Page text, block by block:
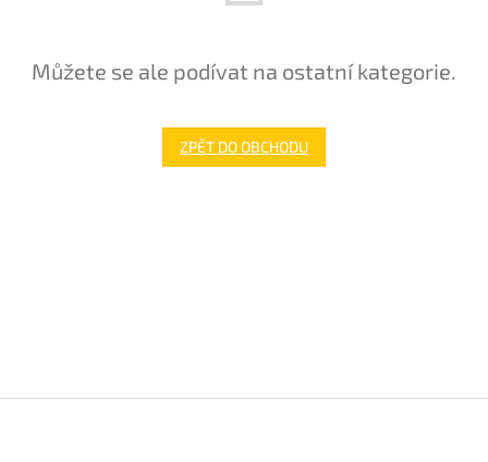
Můžete se ale podívat na ostatní kategorie.
ZPĚT DO OBCHODU